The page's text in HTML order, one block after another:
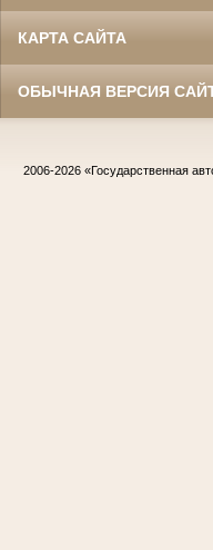
КАРТА САЙТА
ОБЫЧНАЯ ВЕРСИЯ
2006-2026 «Государственная